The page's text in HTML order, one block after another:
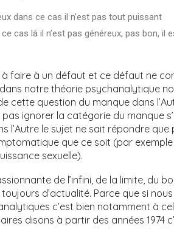
dans ce cas il n’est pas tout puissant
ce cas là il n’est pas généreux, pas bon, il
à faire à un défaut et ce défaut ne
notre théorie psychanalytique
cette question du manque dans
ignorer la catégorie du manque
l’Autre le sujet ne sait répondre
que ce soit (par
sexuelle).
de l’infini, de la limite, du
d’actualité. Parce que si
c’est bien notamment à
disons à partir des années 1974